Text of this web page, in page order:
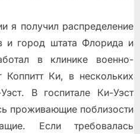
я получил распределение
город штата Флорида и
в клинике военно-
Ки, в нескольких
В госпитале Ки-Уэст
проживающие поблизости
Если требовалась